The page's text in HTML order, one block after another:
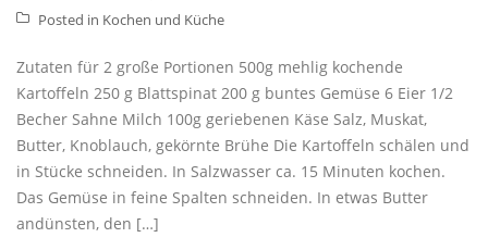
Posted in Kochen und Küche
Zutaten für 2 große Portionen 500g mehlig kochende
Kartoffeln 250 g Blattspinat 200 g buntes Gemüse 6 Eier 1/2
Becher Sahne Milch 100g geriebenen Käse Salz, Muskat,
Butter, Knoblauch, gekörnte Brühe Die Kartoffeln schälen und
in Stücke schneiden. In Salzwasser ca. 15 Minuten kochen.
Das Gemüse in feine Spalten schneiden. In etwas Butter
andünsten, den […]